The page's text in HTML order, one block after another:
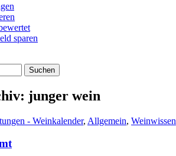
sparen
junger wein
- Weinkalender, Allgemein, Weinwissen